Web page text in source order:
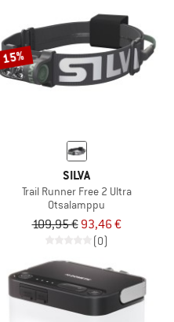
15%
SILVA
Trail Runner Free 2 Ultra
Otsalamppu
109,95 € 93,46 €
(0)